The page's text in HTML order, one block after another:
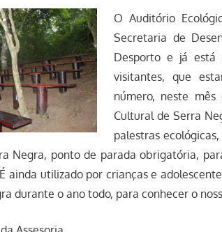
O Auditório
Secretaria de
Desporto e já está
visitantes, que
número, neste
Cultural de Serra
palestras
Negra, ponto de parada obrigatória,
ainda utilizado por crianças e
durante o ano todo, para conhecer o